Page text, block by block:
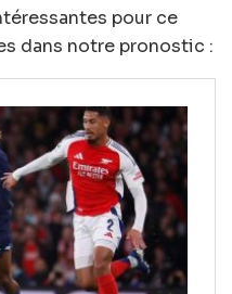
pour ce
dans notre pronostic :